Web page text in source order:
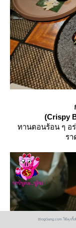
(Crispy
ทานตอนร้อน ๆ อ
ร
BlogGang.com ใช้คุกกี้